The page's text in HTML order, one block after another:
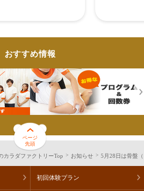
おすすめ情報
ページ
先頭
カラダファクトリーTop お知らせ 5月28日は骨盤
初回体験プラン